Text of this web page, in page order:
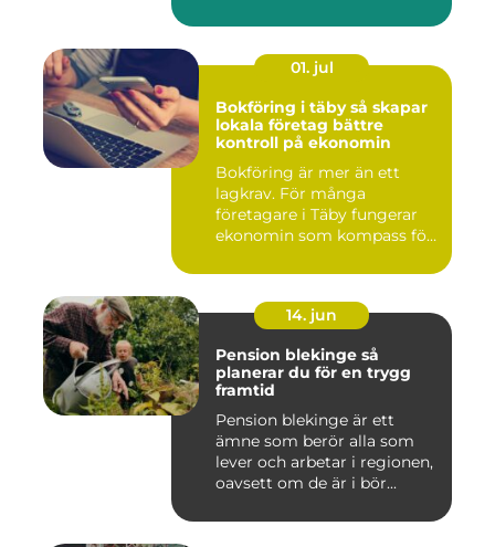
01. jul
Bokföring i täby så skapar
lokala företag bättre
kontroll på ekonomin
Bokföring är mer än ett
lagkrav. För många
företagare i Täby fungerar
ekonomin som kompass för
14. jun
Pension blekinge så
planerar du för en trygg
framtid
Pension blekinge är ett
ämne som berör alla som
lever och arbetar i regionen,
oavsett om de är i bör...